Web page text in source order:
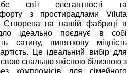
світ елегантності та
з простирадлами Viluta
на нашій фабриці в
ідеально поєднує в собі
сатину, виняткову міцність
Це ідеальний вибір для
спальню якісною білизною з